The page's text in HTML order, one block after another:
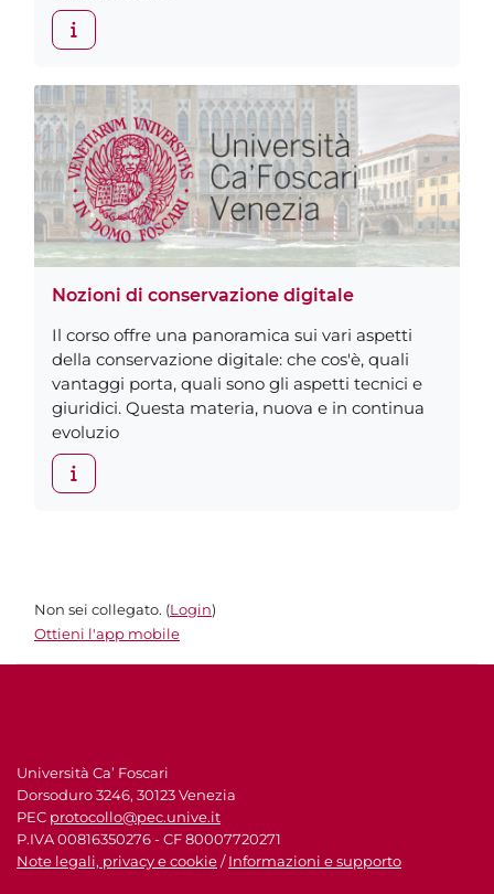
Nozioni di conservazione digitale
Il corso offre una panoramica sui vari aspetti
della conservazione digitale: che cos'è, quali
vantaggi porta, quali sono gli aspetti tecnici e
giuridici. Questa materia, nuova e in continua
evoluzio
Non sei collegato. (Login)
Ottieni l'app mobile
Università Ca’ Foscari
Dorsoduro 3246, 30123 Venezia
PEC protocollo@pec.unive.it
P.IVA 00816350276 - CF 80007720271
Note legali, privacy e cookie/Informazioni e supporto